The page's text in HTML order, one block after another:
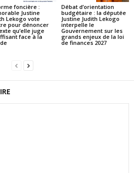
foncière :
Justine
Lekogo vote
pour dénoncer
qu’elle juge
face à la
Débat d’orientation
budgétaire : la députée
Justine Judith Lekogo
interpelle le
Gouvernement sur les
grands enjeux de la loi
de finances 2027